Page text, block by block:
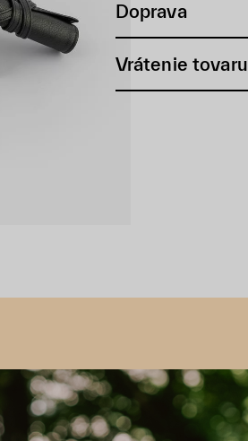
Doprava
Vrátenie tovaru